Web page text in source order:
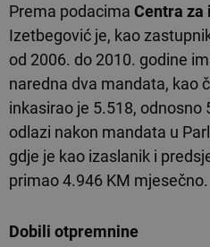
Prema podacima Centra za
Izetbegović je, kao
od 2006. do 2010. godine
naredna dva mandata, kao
inkasirao je 5.518, odnosno
odlazi nakon mandata u
gdje je kao izaslanik i
primao 4.946 KM mjesečno.
Dobili otpremnine